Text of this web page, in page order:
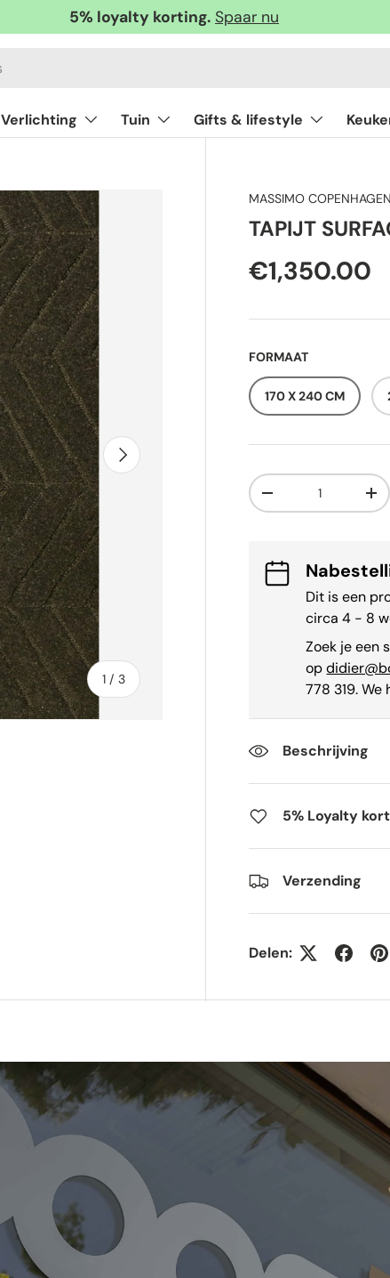
5% loyalty korting. Spaar nu
Verlichting Tuin Gifts & lifestyle
1 /van
3
Volgende
MASSIMO COPENHAGEN
TAPIJT
€1,350.00
FORMAAT
170 X 240 CM
Aantal
+
Dit is een
circa 4 - 8
Zoek je een
op
778 319.
Beschrijving
5% Loyalty
Verzending
Delen: